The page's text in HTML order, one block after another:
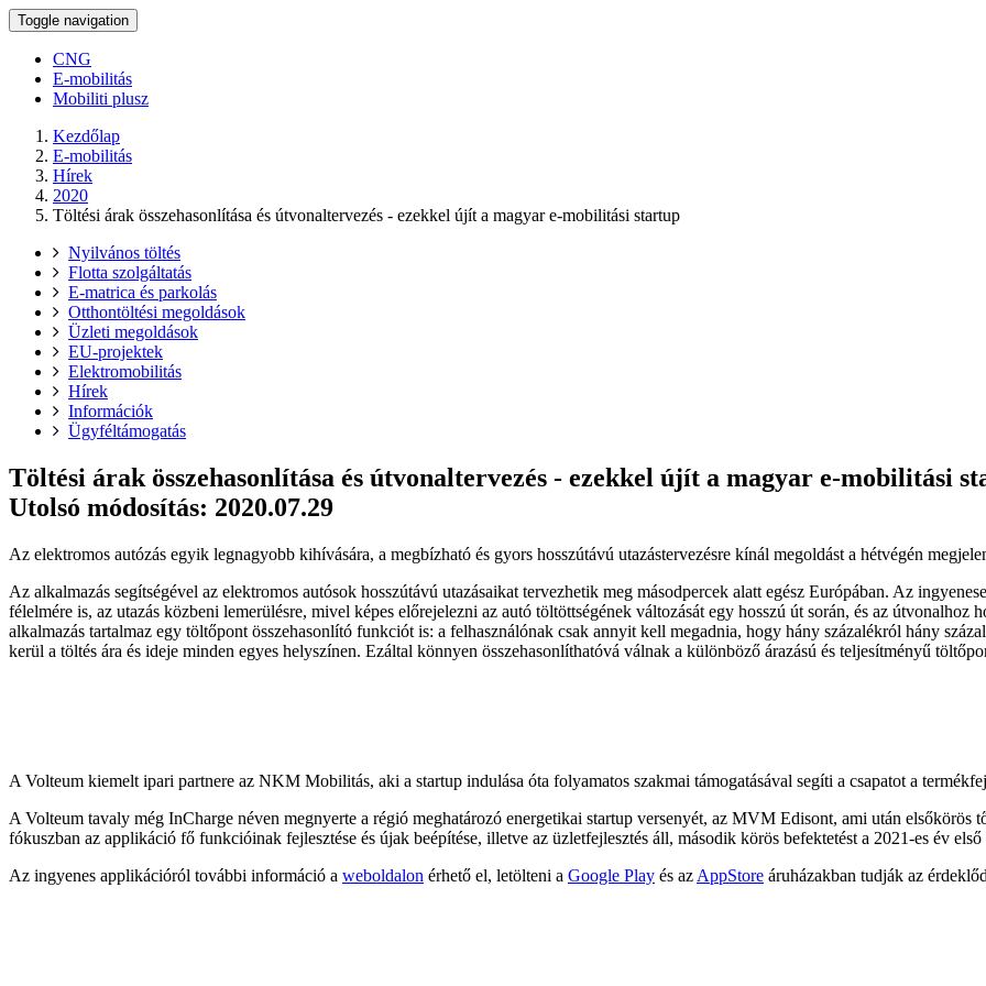
Toggle navigation
CNG
E-mobilitás
Mobiliti plusz
Kezdőlap
E-mobilitás
Hírek
2020
Töltési árak összehasonlítása és útvonaltervezés - ezekkel újít a magyar e-mobilitási startup
Nyilvános töltés
Flotta szolgáltatás
E-matrica és parkolás
Otthontöltési megoldások
Üzleti megoldások
EU-projektek
Elektromobilitás
Hírek
Információk
Ügyféltámogatás
Töltési árak összehasonlítása és útvonaltervezés - ezekkel újít a magyar e-mobilitási
Utolsó módosítás: 2020.07.29
Az elektromos autózás egyik legnagyobb kihívására, a megbízható és gyors hosszútávú utazástervezésre kínál megoldást a hétvégén
Az alkalmazás segítségével az elektromos autósok hosszútávú utazásaikat tervezhetik meg másodpercek alatt egész Európában. Az
félelmére is, az utazás közbeni lemerülésre, mivel képes előrejelezni az autó töltöttségének változását egy hosszú út során, és az útvonalhoz
alkalmazás tartalmaz egy töltőpont összehasonlító funkciót is: a felhasználónak csak annyit kell megadnia, hogy hány százalékról hány
kerül a töltés ára és ideje minden egyes helyszínen. Ezáltal könnyen összehasonlíthatóvá válnak a különböző árazású és teljesítményű
A Volteum kiemelt ipari partnere az NKM Mobilitás, aki a startup indulása óta folyamatos szakmai támogatásával segíti a csapatot a
A Volteum tavaly még InCharge néven megnyerte a régió meghatározó energetikai startup versenyét, az MVM Edisont, ami után elsőkörös
fókuszban az applikáció fő funkcióinak fejlesztése és újak beépítése, illetve az üzletfejlesztés áll, második körös befektetést a 2021-es év
Az ingyenes applikációról további információ a weboldalon érhető el, letölteni a Google Play és az AppStore áruházakban tudják az